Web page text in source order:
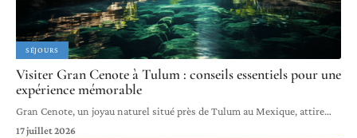
SÉJOURS
Visiter Gran Cenote à Tulum : conseils essentiels pour une
expérience mémorable
Gran Cenote, un joyau naturel situé près de Tulum au Mexique, attire…
17 juillet 2026